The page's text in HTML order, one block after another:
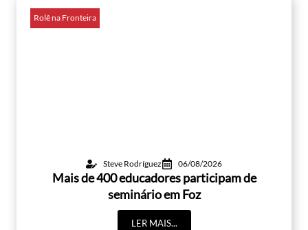
Rolê na Fronteira
Steve Rodríguez 06/08/2026
Mais de 400 educadores participam de
seminário em Foz
LER MAIS...